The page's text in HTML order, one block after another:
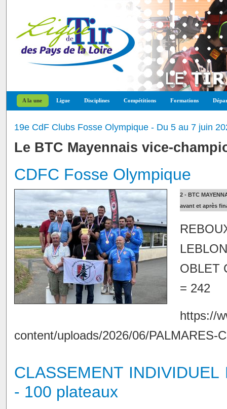
A la une Ligue Disciplines Compétitions Formations
19e CdF Clubs Fosse Olympique - Du 5 au 7 juin
Le BTC Mayennais vice-
CDFC Fosse Olympique
2 - BTC
avant et après
OBLET
= 242
https://
content/uploads/2026/06/PALMARES-
CLASSEMENT
- 100 plateaux